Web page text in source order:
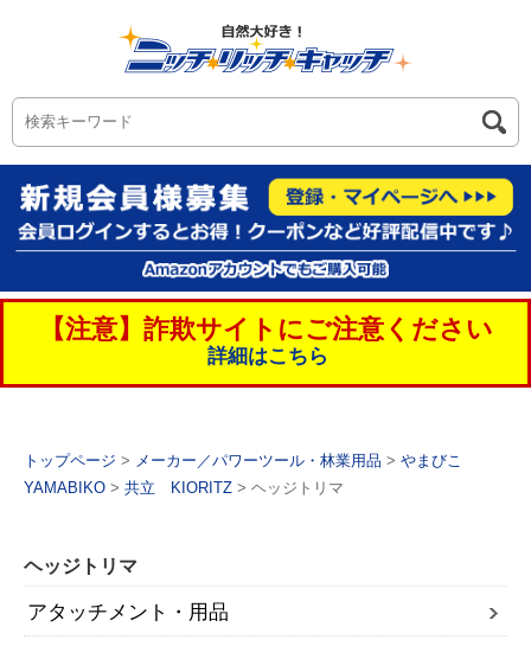
【注意】詐欺サイトにご注意ください
詳細はこちら
トップページ > メーカー／パワーツール・林業用品 > やまびこ
YAMABIKO > 共立 KIORITZ > ヘッジトリマ
ヘッジトリマ
アタッチメント・用品